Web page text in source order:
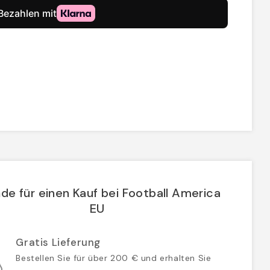
für einen Kauf bei Football America
EU
Gratis Lieferung
Bestellen Sie für über 200 € und erhalten Sie